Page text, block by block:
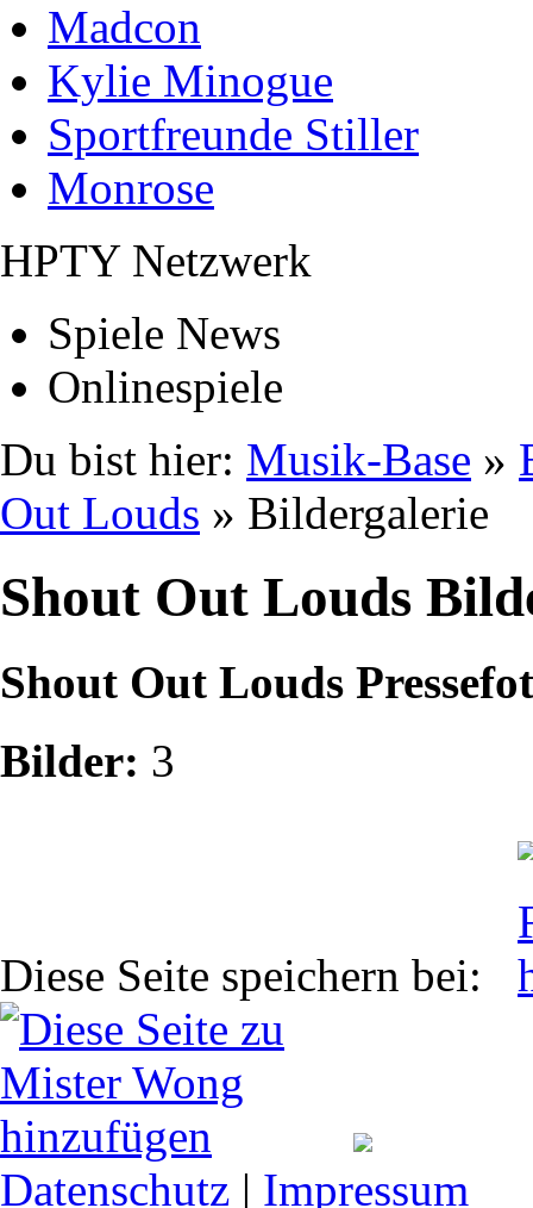
Madcon
Kylie Minogue
Sportfreunde Stiller
Monrose
HPTY Netzwerk
Spiele News
Onlinespiele
Du bist hier: Musik-Base »
Out Louds » Bildergalerie
Shout Out Louds
Shout Out Louds
Bilder: 3
Diese Seite speichern bei:
Datenschutz | Impressum